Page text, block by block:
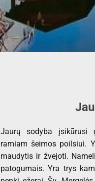
Jaurų sodyba įsikūrusi
ramiam šeimos poilsiui.
maudytis ir žvejoti.
patogumais. Yra trys